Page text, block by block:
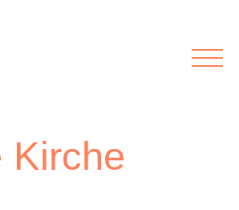
Agenda I&L
Kirche